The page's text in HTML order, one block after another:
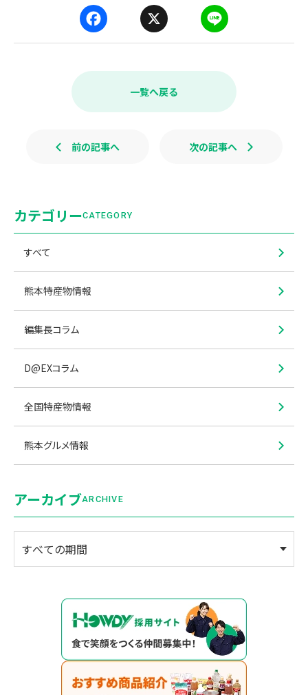
a
e
k
i
e
一覧へ戻る
前の記事へ 次の記事へ
カテゴリーCATEGORY
すべて
熊本特産物情報
編集長コラム
D@EXコラム
全国特産物情報
熊本グルメ情報
アーカイブARCHIVE